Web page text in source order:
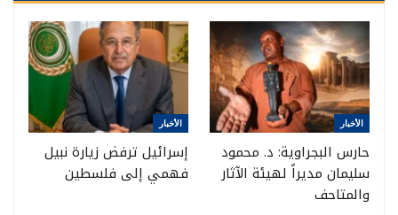
الأخبار
حارس البجراوية: د. محمود
سليمان مديراً لهيئة الآثار
والمتاحف
الأخبار
إسرائيل ترفض زيارة نبيل
فهمي إلى فلسطين